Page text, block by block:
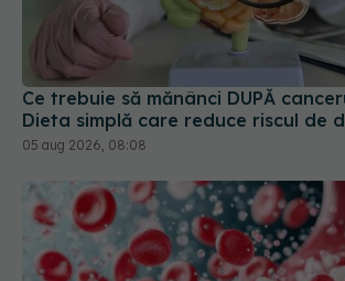
Ce trebuie să mănânci DUPĂ
Dieta simplă care reduce riscul de
05 aug 2026, 08:08